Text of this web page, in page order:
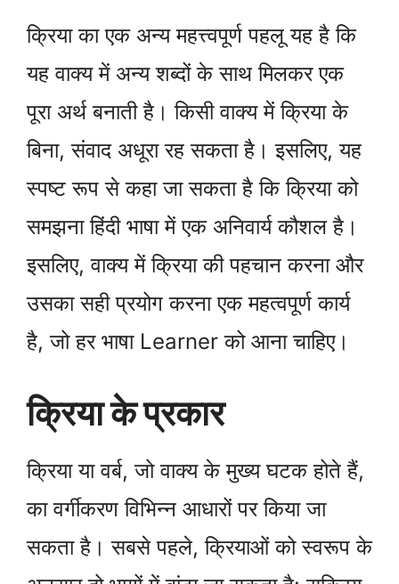
क्रिया का एक अन्य महत्त्वपूर्ण पहलू यह है कि
यह वाक्य में अन्य शब्दों के साथ मिलकर एक
पूरा अर्थ बनाती है। किसी वाक्य में क्रिया के
बिना, संवाद अधूरा रह सकता है। इसलिए, यह
स्पष्ट रूप से कहा जा सकता है कि क्रिया को
समझना हिंदी भाषा में एक अनिवार्य कौशल है।
इसलिए, वाक्य में क्रिया की पहचान करना और
उसका सही प्रयोग करना एक महत्वपूर्ण कार्य
है, जो हर भाषा Learner को आना चाहिए।
क्रिया के प्रकार
क्रिया या वर्ब, जो वाक्य के मुख्य घटक होते हैं,
का वर्गीकरण विभिन्न आधारों पर किया जा
सकता है। सबसे पहले, क्रियाओं को स्वरूप के